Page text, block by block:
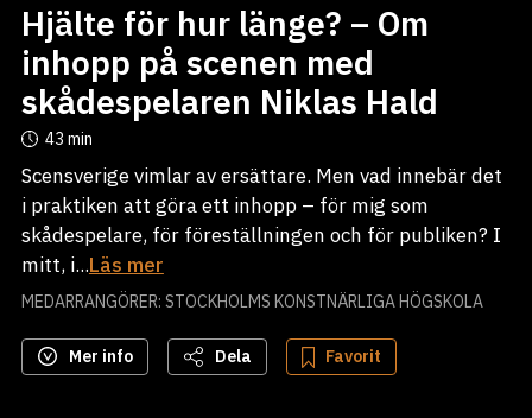
Hjälte för hur länge? – Om
inhopp på scenen med
skådespelaren Niklas Hald
43 min
Scensverige vimlar av ersättare. Men vad innebär det
i praktiken att göra ett inhopp – för mig som
skådespelare, för föreställningen och för publiken? I
mitt, i...Läs mer
MEDARRANGÖRER: STOCKHOLMS KONSTNÄRLIGA HÖGSKOLA
Mer info Dela Favorit